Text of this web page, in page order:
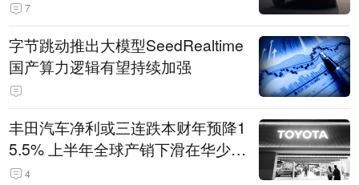
7
字节跳动推出大模型SeedRealtime
国产算力逻辑有望持续加强
丰田汽车净利或三连跌本财年预降1
5.5% 上半年全球产销下滑在华少卖
14.3万辆
4